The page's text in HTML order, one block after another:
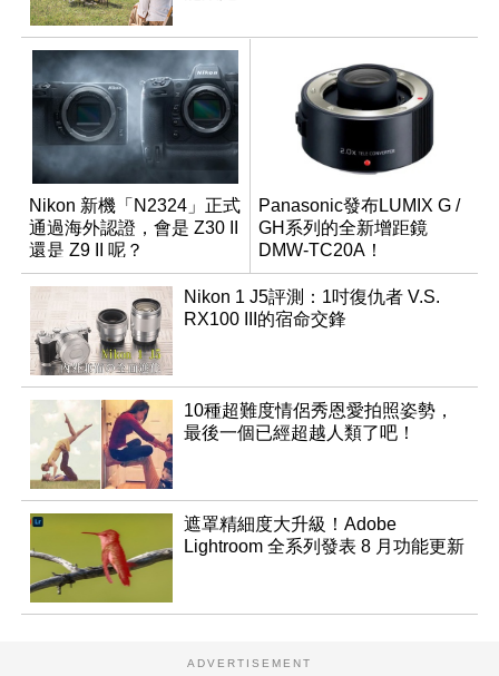
Nikon 新機「N2324」正式
通過海外認證，會是 Z30 II
還是 Z9 II 呢？
Panasonic發布LUMIX G /
GH系列的全新增距鏡
DMW-TC20A！
Nikon 1 J5評測：1吋復仇者 V.S.
RX100 III的宿命交鋒
10種超難度情侶秀恩愛拍照姿勢，
最後一個已經超越人類了吧！
遮罩精細度大升級！Adobe
Lightroom 全系列發表 8 月功能更新
ADVERTISEMENT